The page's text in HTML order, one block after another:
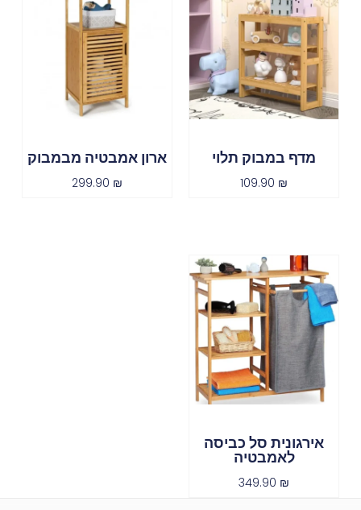
מדף במבוק תלוי
109.90 ₪
ארון אמבטיה מבמבוק
299.90 ₪
אירגונית סל כביסה
לאמבטיה
349.90 ₪